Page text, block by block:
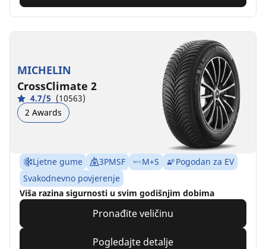
MICHELIN
CrossClimate 2
4.7/5 (10563)
2 Awards
Ljetne gume 3PMSF M+S
Pogodan za EV
Svakodnevno povjerenje
Viša razina sigurnosti u svim godišnjim dobima
Pronađite veličinu
Pogledajte detalje